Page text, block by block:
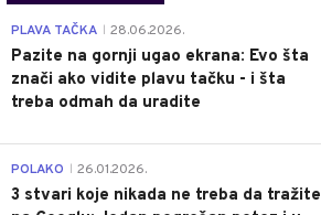
PLAVA TAČKA 28.06.2026.
Pazite na gornji ugao ekrana: Evo šta
znači ako vidite plavu tačku - i šta
treba odmah da uradite
POLAKO 26.01.2026.
3 stvari koje nikada ne treba da tražite